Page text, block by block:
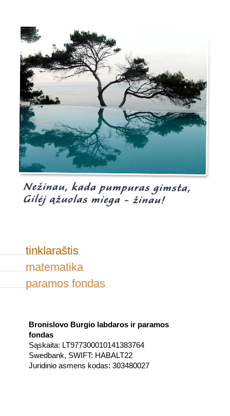
tinklaraštis
matematika
paramos fondas
Bronislovo Burgio labdaros ir paramos
fondas
Sąskaita: LT977300010141383764
Swedbank, SWIFT: HABALT22
Juridinio asmens kodas: 303480027